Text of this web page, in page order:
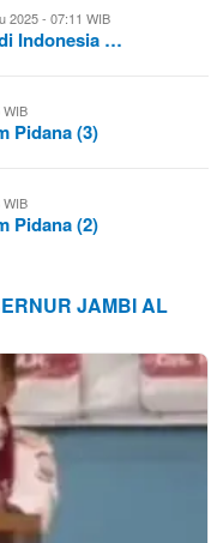
2025 - 07:11 WIB
Indonesia …
Pidana (3)
Pidana (2)
JAMBI AL